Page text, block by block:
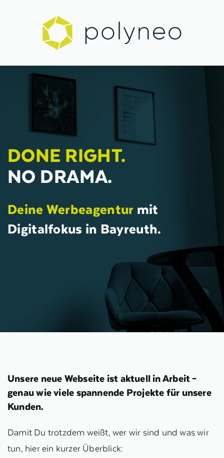
DONE RIGHT.
NO DRAMA.
Deine Werbeagentur mit
Digitalfokus in Bayreuth.
Unsere neue Webseite ist aktuell in Arbeit –
genau wie viele spannende Projekte für unsere
Kunden.
Damit Du trotzdem weißt, wer wir sind und was wir
tun, hier ein kurzer Überblick: